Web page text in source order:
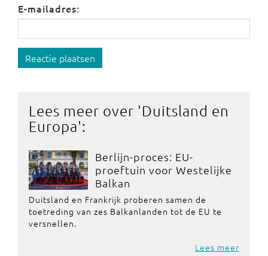
E-mailadres:
Reactie plaatsen
Lees meer over 'Duitsland en
Europa':
Berlijn-proces: EU-
proeftuin voor Westelijke
Balkan
Duitsland en Frankrijk proberen samen de
toetreding van zes Balkanlanden tot de EU te
versnellen.
Lees meer